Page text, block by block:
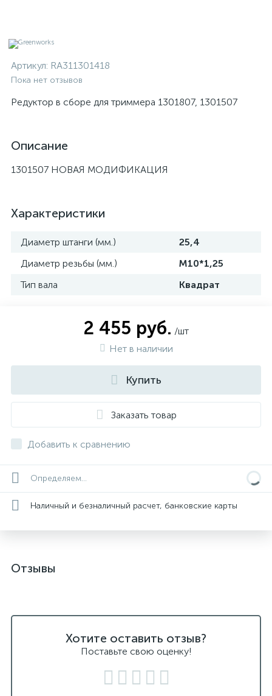
Артикул: RA311301418
Пока нет отзывов
Редуктор в сборе для триммера 1301807, 1301507
Описание
1301507 НОВАЯ МОДИФИКАЦИЯ
Характеристики
Диаметр штанги (мм.)
25,4
Диаметр резьбы (мм.)
М10*1,25
Тип вала
Квадрат
2 455 руб. /шт
Нет в наличии
Купить
Заказать товар
Добавить к сравнению
Определяем...
Наличный и безналичный расчет, банковские карты
Отзывы
Хотите оставить отзыв?
Поставьте свою оценку!